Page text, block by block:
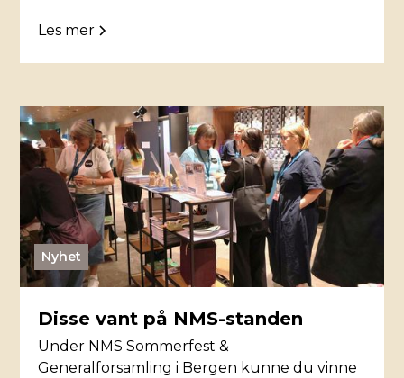
Les mer
Nyhet
Disse vant på NMS-standen
Under NMS Sommerfest &
Generalforsamling i Bergen kunne du vinne